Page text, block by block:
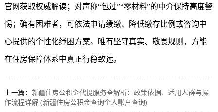
官网获取权威解读；对声称“包过”“零材料”的中介保持高度警
惕；确有困难者，可依法申请缓缴、降低缴存比例或咨询中
心提供的个性化纾困方案。唯有坚守真实、敬畏规则，方能
在住房保障体系中真正行稳致远。
上一篇： 新疆住房公积金代提服务全解析：政策依据、适用人群与操
作流程详解 (新疆住房公积金查询个人账户查询)